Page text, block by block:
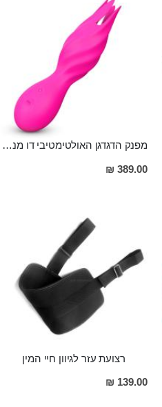
מפנק הדגדגן האולטימטיבי דו מנועי גם לעינוג אוראלי וגם עם רטט חזק במיוחד Mete
389.00 ₪
רצועת עזר לגיוון חיי המין
139.00 ₪